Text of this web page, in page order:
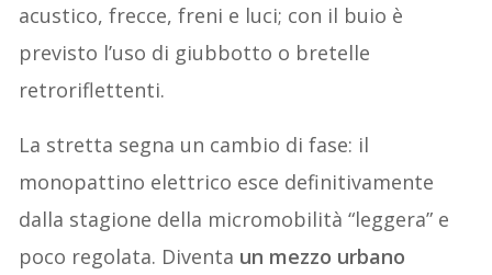
acustico, frecce, freni e luci; con il buio è
previsto l’uso di giubbotto o bretelle
retroriflettenti.
La stretta segna un cambio di fase: il
monopattino elettrico esce definitivamente
dalla stagione della micromobilità “leggera” e
poco regolata. Diventa un mezzo urbano